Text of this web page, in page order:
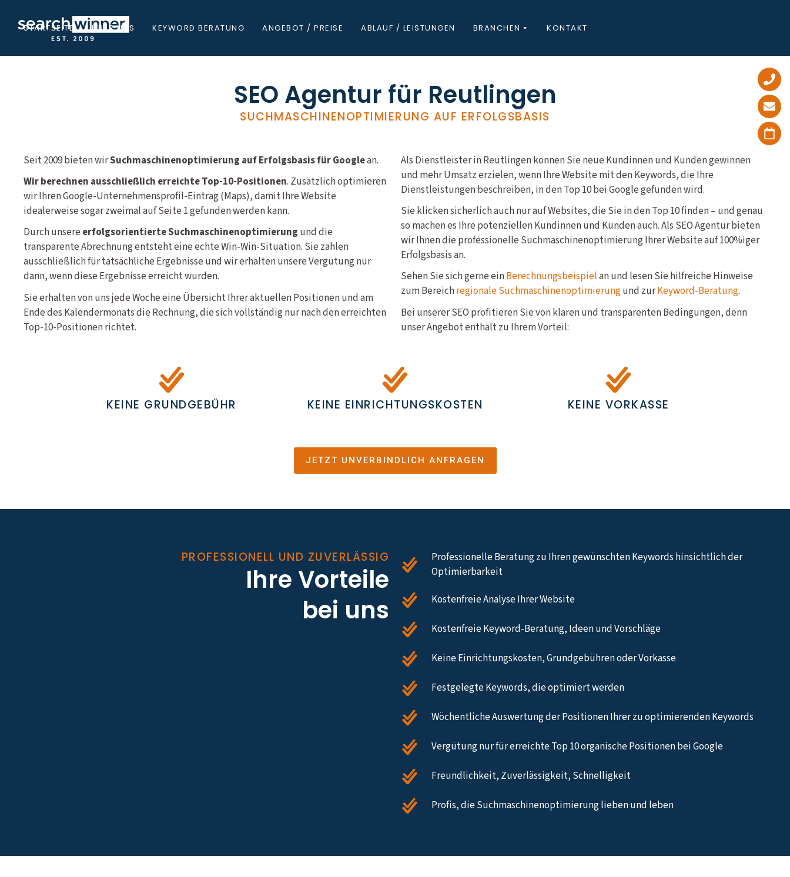
STARTSEITE ÜBER UNS KEYWORD BERATUNG ANGEBOT / PREISE ABLAUF / LEISTUNGEN BRANCHEN KONTAKT
SEO Agentur für Reutlingen
SUCHMASCHINENOPTIMIERUNG AUF ERFOLGSBASIS
Seit 2009 bieten wirSuchmaschinenoptimierung auf Erfolgsbasis für Googlean.
Wir berechnen ausschließlich erreichte Top-10-Positionen. Zusätzlich optimieren
wir Ihren Google-Unternehmensprofil-Eintrag (Maps), damit Ihre Website
idealerweise sogar zweimal auf Seite 1 gefunden werden kann.
Durch unsere erfolgsorientierte Suchmaschinenoptimierung und die
transparente Abrechnung entsteht eine echte Win-Win-Situation. Sie zahlen
ausschließlich für tatsächliche Ergebnisse und wir erhalten unsere Vergütung nur
dann, wenn diese Ergebnisse erreicht wurden.
Sie erhalten von uns jede Woche eine Übersicht Ihrer aktuellen Positionen und am
Ende des Kalendermonats die Rechnung, die sich vollständig nur nach den erreichten
Top-10-Positionen richtet.
Als Dienstleister in Reutlingen können Sie neue Kundinnen und Kunden gewinnen
und mehr Umsatz erzielen, wenn Ihre Website mit den Keywords, die Ihre
Dienstleistungen beschreiben, in den Top 10 bei Google gefunden wird.
Sie klicken sicherlich auch nur auf Websites, die Sie in den Top 10 finden – und genau
so machen es Ihre potenziellen Kundinnen und Kunden auch. Als SEO Agentur bieten
wir Ihnen die professionelle Suchmaschinenoptimierung Ihrer Website auf 100%iger
Erfolgsbasis an.
Sehen Sie sich gerne einBerechnungsbeispielan und lesen Sie hilfreiche Hinweise
zum Bereichregionale Suchmaschinenoptimierungund zurKeyword-Beratung.
Bei unserer SEO profitieren Sie von klaren und transparenten Bedingungen, denn
unser Angebot enthält zu Ihrem Vorteil:
KEINE GRUNDGEBÜHR KEINE EINRICHTUNGSKOSTEN KEINE VORKASSE
JETZT UNVERBINDLICH ANFRAGEN
PROFESSIONELL UND ZUVERLÄSSIG
Ihre Vorteile
bei uns
Professionelle Beratung zu Ihren gewünschten Keywords hinsichtlich der
Optimierbarkeit
Kostenfreie Analyse Ihrer Website
Kostenfreie Keyword-Beratung, Ideen und Vorschläge
Keine Einrichtungskosten, Grundgebühren oder Vorkasse
Festgelegte Keywords, die optimiert werden
Wöchentliche Auswertung der Positionen Ihrer zu optimierenden Keywords
Vergütung nur für erreichte Top 10 organische Positionen bei Google
Freundlichkeit, Zuverlässigkeit, Schnelligkeit
Profis, die Suchmaschinenoptimierung lieben und leben